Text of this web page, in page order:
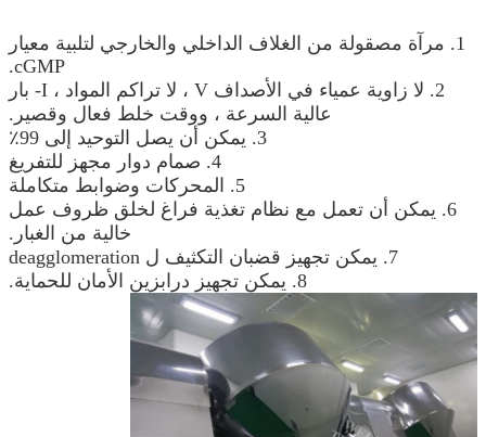
1. مرآة مصقولة من الغلاف الداخلي والخارجي لتلبية معيار
cGMP.
2. لا زاوية عمياء في الأصداف V ، لا تراكم المواد ، I- بار
عالية السرعة ، ووقت خلط فعال وقصير.
3. يمكن أن يصل التوحيد إلى 99٪
4. صمام دوار مجهز للتفريغ
5. المحركات وضوابط متكاملة
6. يمكن أن تعمل مع نظام تغذية فراغ لخلق ظروف عمل
خالية من الغبار.
7. يمكن تجهيز قضبان التكثيف ل deagglomeration
8. يمكن تجهيز درابزين الأمان للحماية.